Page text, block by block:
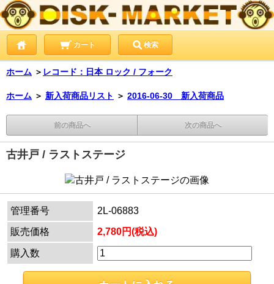
カート 検索
ホーム ＞ レコード：日本 ロック / フォーク
ホーム ＞ 新入荷商品リスト ＞ 2016-06-30 新入荷商品
前の商品へ 次の商品へ
古井戸 / ラストステージ
管理番号
2L-06883
販売価格
2,780円(税込)
購入数